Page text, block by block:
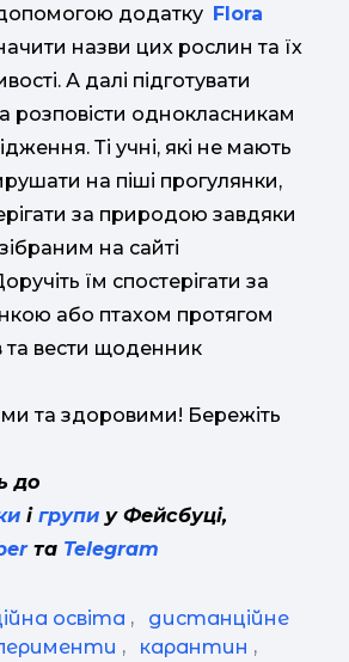
додатку Flora
назви цих рослин та їх
А далі підготувати
розповісти однокласникам
Ті учні, які не мають
на піші прогулянки,
за природою завдяки
на сайті
їм спостерігати за
або птахом протягом
та вести щоденник
та здоровими! Бережіть
до
і групи у Фейсбуці,
та Telegram
освіта ,
дистанційне
, карантин ,